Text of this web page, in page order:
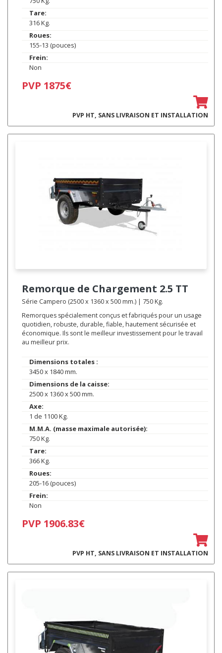
Tare:
316 Kg.
Roues:
155-13 (pouces)
Frein:
Non
PVP 1875€
PVP HT, SANS LIVRAISON ET INSTALLATION
Remorque de Chargement 2.5 TT
Série Campero (2500 x 1360 x 500 mm.) | 750 Kg.
Remorques spécialement conçus et fabriqués pour un usage
quotidien, robuste, durable, fiable, hautement sécurisée et
économique. Ils sont le meilleur investissement pour le travail
au meilleur prix.
Dimensions totales :
3450 x 1840 mm.
Dimensions de la caisse:
2500 x 1360 x 500 mm.
Axe:
1 de 1100 Kg.
M.M.A. (masse maximale autorisée):
750 Kg.
Tare:
366 Kg.
Roues:
205-16 (pouces)
Frein:
Non
PVP 1906.83€
PVP HT, SANS LIVRAISON ET INSTALLATION